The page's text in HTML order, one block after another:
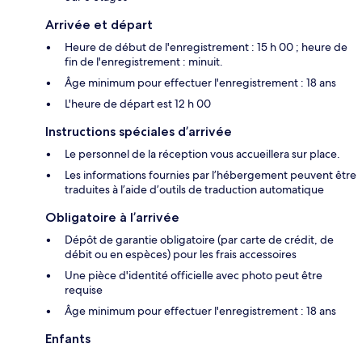
Arrivée et départ
Heure de début de l'enregistrement : 15 h 00 ; heure de
fin de l'enregistrement : minuit.
Âge minimum pour effectuer l'enregistrement : 18 ans
L'heure de départ est 12 h 00
Instructions spéciales d’arrivée
Le personnel de la réception vous accueillera sur place.
Les informations fournies par l’hébergement peuvent être
traduites à l’aide d’outils de traduction automatique
Obligatoire à l’arrivée
Dépôt de garantie obligatoire (par carte de crédit, de
débit ou en espèces) pour les frais accessoires
Une pièce d'identité officielle avec photo peut être
requise
Âge minimum pour effectuer l'enregistrement : 18 ans
Enfants